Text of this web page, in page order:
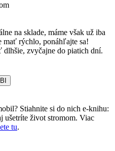
na sklade, máme však už iba
mať rýchlo, ponáhľajte sa!
zvyčajne do piatich dní.
Stiahnite si do nich e-knihu:
ušetríte život stromom. Viac
tu.